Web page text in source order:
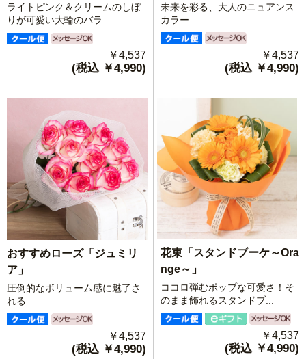
ライトピンク＆クリームのしぼ
りが可愛い大輪のバラ
￥4,537
(税込 ￥4,990)
未来を彩る、大人のニュアンス
カラー
￥4,537
(税込 ￥4,990)
おすすめローズ「ジュミリ
ア」
圧倒的なボリューム感に魅了さ
れる
￥4,537
(税込 ￥4,990)
花束「スタンドブーケ～Ora
nge～」
ココロ弾むポップな可愛さ！そ
のまま飾れるスタンドブ...
￥4,537
(税込 ￥4,990)